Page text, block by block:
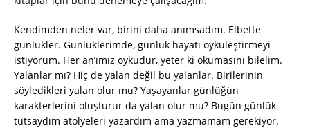
Kendimden neler var, birini daha anımsadım. Elbette
günlükler. Günlüklerimde, günlük hayatı öyküleştirmeyi
istiyorum. Her an’ımız öyküdür, yeter ki okumasını bilelim.
Yalanlar mı? Hiç de yalan değil bu yalanlar. Birilerinin
söyledikleri yalan olur mu? Yaşayanlar günlüğün
karakterlerini oluşturur da yalan olur mu? Bugün günlük
tutsaydım atölyeleri yazardım ama yazmamam gerekiyor.